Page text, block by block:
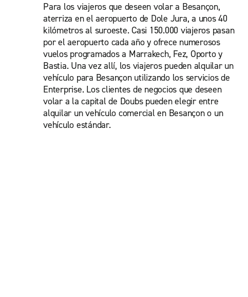
Para los viajeros que deseen volar a Besançon,
aterriza en el aeropuerto de Dole Jura, a unos 40
kilómetros al suroeste. Casi 150.000 viajeros pasan
por el aeropuerto cada año y ofrece numerosos
vuelos programados a Marrakech, Fez, Oporto y
Bastia. Una vez allí, los viajeros pueden alquilar un
vehículo para Besançon utilizando los servicios de
Enterprise. Los clientes de negocios que deseen
volar a la capital de Doubs pueden elegir entre
alquilar un vehículo comercial en Besançon o un
vehículo estándar.